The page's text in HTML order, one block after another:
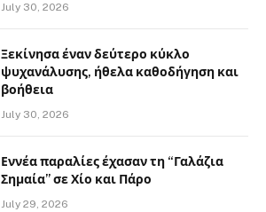
July 30, 2026
Ξεκίνησα έναν δεύτερο κύκλο
ψυχανάλυσης, ήθελα καθοδήγηση και
βοήθεια
July 30, 2026
Εννέα παραλίες έχασαν τη “Γαλάζια
Σημαία” σε Χίο και Πάρο
July 29, 2026